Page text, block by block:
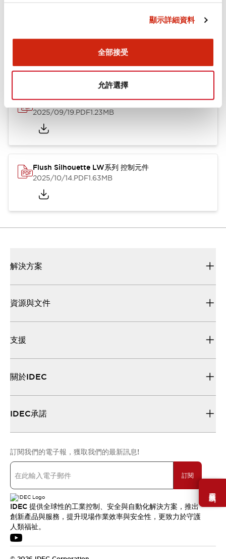
顯示詳細資料
全部接受
允許選擇
需要幫助嗎？
Flush Silhouette LW系列 控制元件 (英文版)
2025/09/19.PDF1.23MB
Flush Silhouette LW系列 控制元件
2025/10/14.PDF1.63MB
解決方案
資源與文件
支援
關於IDEC
IDEC承諾
訂閱我們的電子報，獲取我們的最新訊息!
訂閱
IDEC 提供全球性的工業控制、安全與自動化解決方案，推出
創新產品與服務，提升現場作業效率與安全性，更致力於守護
人類福祉。